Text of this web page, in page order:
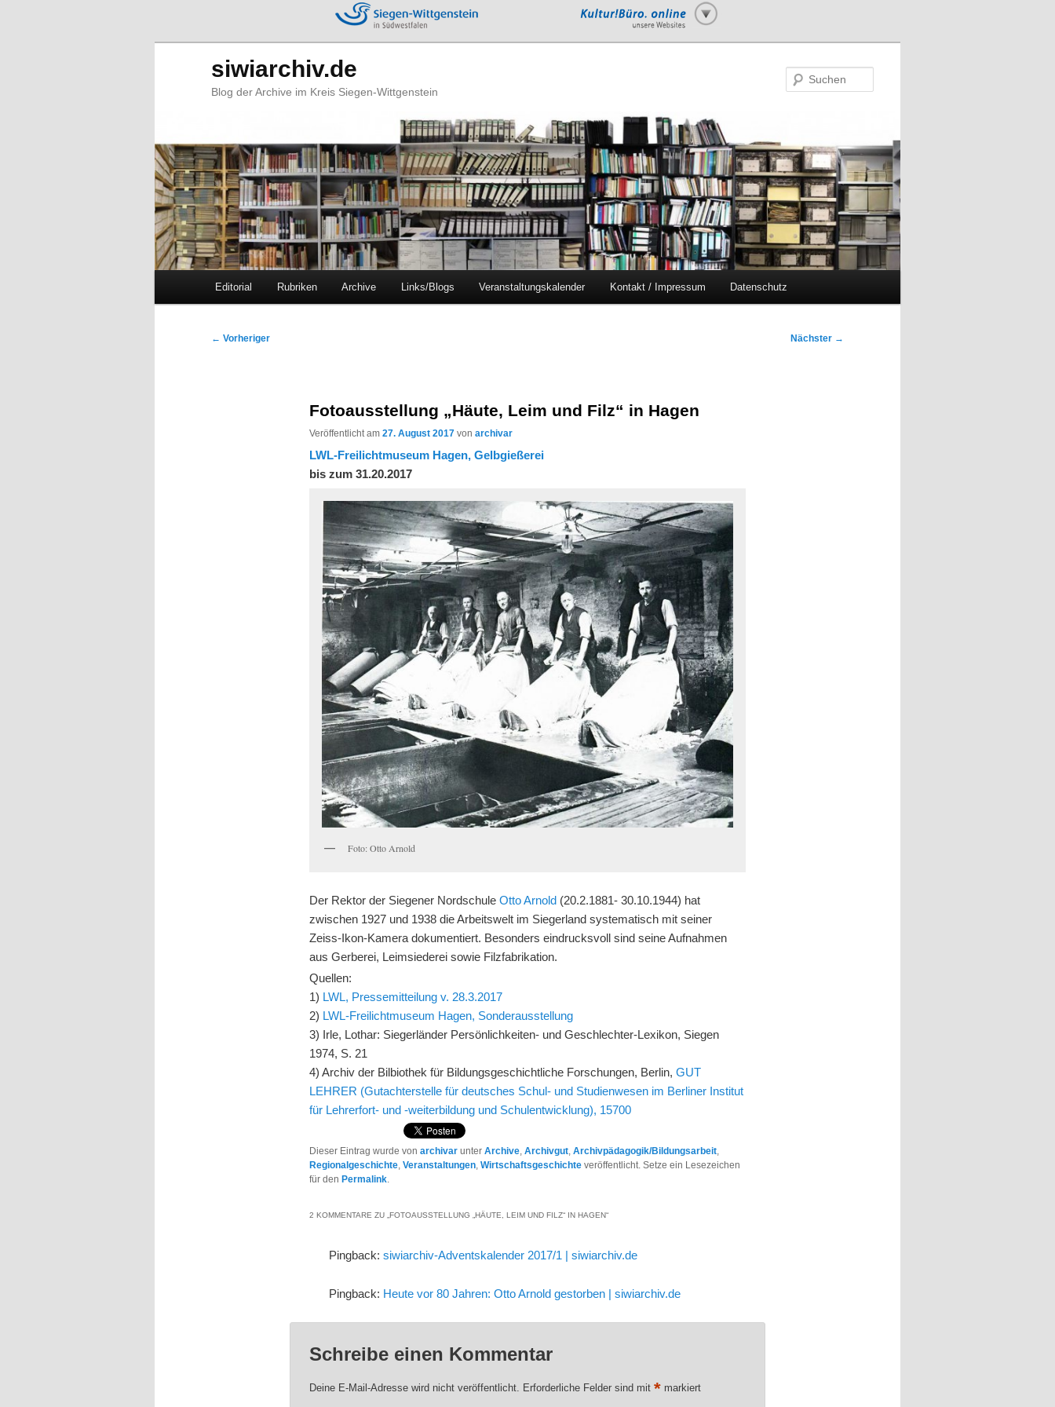
siwiarchiv.de
Blog der Archive im Kreis Siegen-Wittgenstein
Zum
Zum
Editorial Rubriken Archive Links/Blogs Veranstaltungskalender Kontakt / Impressum Datenschutz
Beitragsnavigation
← Vorheriger Nächster →
Fotoausstellung „Häute, Leim und Filz“ in Hagen
Veröffentlicht am27. August 2017 vonarchivar
LWL-Freilichtmuseum Hagen, Gelbgießerei
bis zum 31.20.2017
Foto: Otto Arnold
Der Rektor der Siegener NordschuleOtto Arnold (20.2.1881- 30.10.1944) hat
zwischen 1927 und 1938 die Arbeitswelt im Siegerland systematisch mit seiner
Zeiss-Ikon-Kamera dokumentiert. Besonders eindrucksvoll sind seine Aufnahmen
aus Gerberei, Leimsiederei sowie Filzfabrikation.
Quellen:
1) LWL, Pressemitteilung v. 28.3.2017
2) LWL-Freilichtmuseum Hagen, Sonderausstellung
3) Irle, Lothar: Siegerländer Persönlichkeiten- und Geschlechter-Lexikon, Siegen
1974, S. 21
4) Archiv der Bilbiothek für Bildungsgeschichtliche Forschungen, Berlin,GUT
LEHRER (Gutachterstelle für deutsches Schul- und Studienwesen im Berliner Institut
für Lehrerfort- und -weiterbildung und Schulentwicklung), 15700
Dieser Eintrag wurde vonarchivar unterArchive,Archivgut,Archivpädagogik/Bildungsarbeit,
Regionalgeschichte,Veranstaltungen,Wirtschaftsgeschichte veröffentlicht. Setze ein Lesezeichen
für den Permalink.
2 KOMMENTARE ZU „FOTOAUSSTELLUNG „HÄUTE, LEIM UND FILZ“ IN HAGEN“
Pingback: siwiarchiv-Adventskalender 2017/1 | siwiarchiv.de
Pingback: Heute vor 80 Jahren: Otto Arnold gestorben | siwiarchiv.de
Schreibe einen Kommentar
Deine E-Mail-Adresse wird nicht veröffentlicht. Erforderliche Felder sind mit* markiert